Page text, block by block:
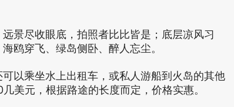
景尽收眼底，拍照者比比皆是；底层凉风习
鸥穿飞、绿岛侧卧、醉人忘尘。
以乘坐水上出租车，或私人游船到火岛的其他
几美元，根据路途的长度而定，价格实惠。